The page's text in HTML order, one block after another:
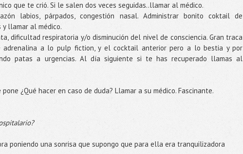
que te crió. Si le salen dos veces seguidas..llamar al médico.
labios, párpados, congestión nasal. Administrar bonito coktail de
llamar al médico.
dificultad respiratoria y/o disminución del nivel de consciencia. Gran traca
adrenalina a lo pulp fiction, y el cocktail anterior pero a lo bestia y por
patas a urgencias. Al día siguiente si te has recuperado llamas al
¿Qué hacer en caso de duda? Llamar a su médico. Fascinante.
poniendo una sonrisa que supongo que para ella era tranquilizadora